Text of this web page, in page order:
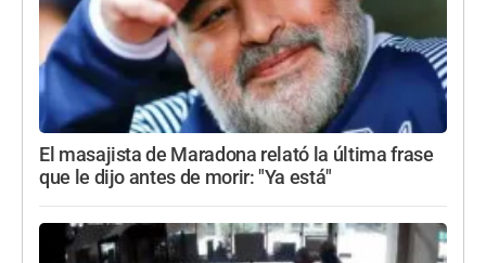
El masajista de Maradona relató la última frase
que le dijo antes de morir: "Ya está"